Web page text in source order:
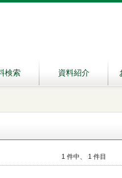
検索 資料紹介
1 件中、 1 件目